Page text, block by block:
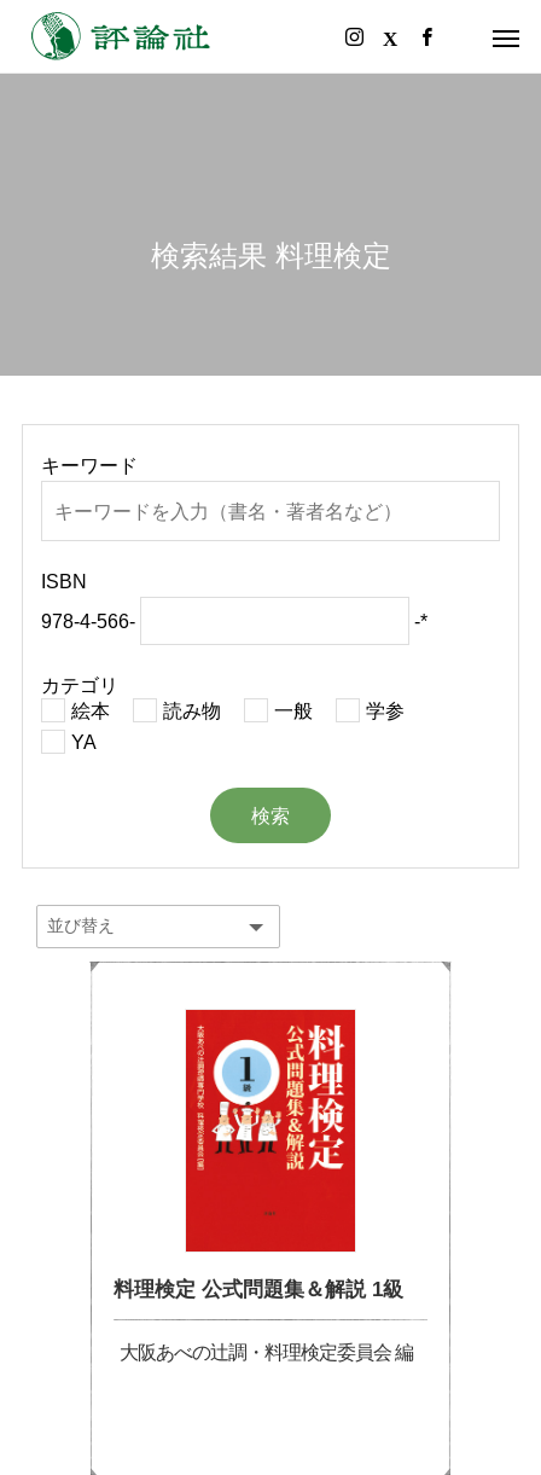
検索結果 料理検定
キーワード
ISBN
978-4-566-
-*
カテゴリ
絵本
読み物 一般
学参
YA
料理検定 公式問題集＆解説 1級
大阪あべの辻調・料理検定委員会 編